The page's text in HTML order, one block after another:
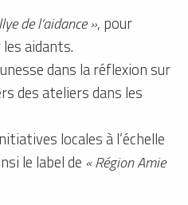
de l’aidance », pour
aidants.
dans la réflexion sur
des ateliers dans les
locales à l’échelle
le label de « Région Amie